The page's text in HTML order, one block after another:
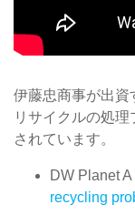
伊藤忠商事が出資
リサイクルの処
されています。
DW Planet A |
recycling